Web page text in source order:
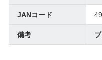
JANコード
備考